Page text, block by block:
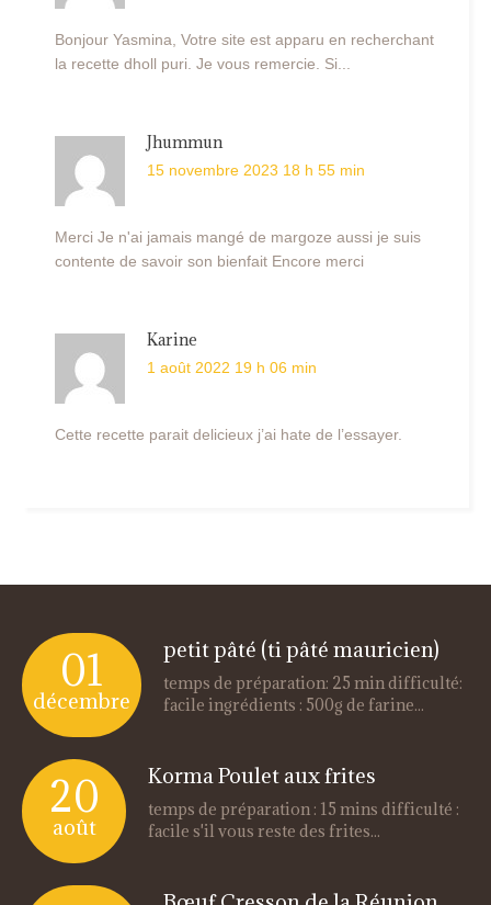
Bonjour Yasmina, Votre site est apparu en recherchant
la recette dholl puri. Je vous remercie. Si...
Jhummun
15 novembre 2023 18 h 55 min
Merci Je n'ai jamais mangé de margoze aussi je suis
contente de savoir son bienfait Encore merci
Karine
1 août 2022 19 h 06 min
Cette recette parait delicieux j’ai hate de l’essayer.
01
décembre
petit pâté (ti pâté mauricien)
temps de préparation: 25 min difficulté:
facile ingrédients : 500g de farine...
20
août
Korma Poulet aux frites
temps de préparation : 15 mins difficulté :
facile s'il vous reste des frites...